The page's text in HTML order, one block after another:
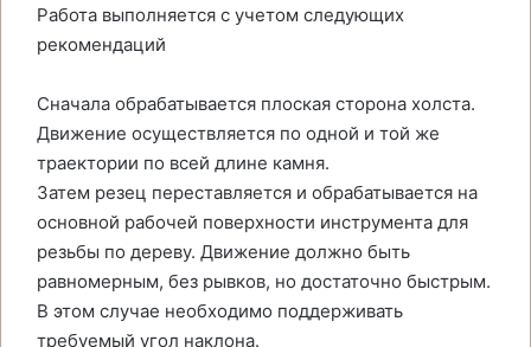
Работа выполняется с учетом следующих
рекомендаций
Сначала обрабатывается плоская сторона холста.
Движение осуществляется по одной и той же
траектории по всей длине камня.
Затем резец переставляется и обрабатывается на
основной рабочей поверхности инструмента для
резьбы по дереву. Движение должно быть
равномерным, без рывков, но достаточно быстрым.
В этом случае необходимо поддерживать
требуемый угол наклона.